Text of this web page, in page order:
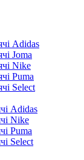
Adidas
Joma
Nike
Puma
Select
Adidas
Nike
Puma
Select